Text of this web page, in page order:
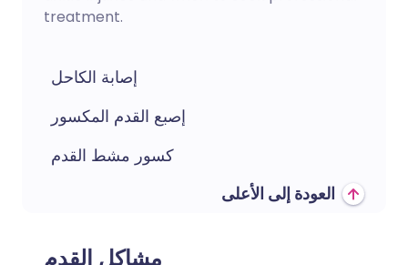
treatment.
إصابة الكاحل
إصبع القدم المكسور
كسور مشط القدم
العودة إلى الأعلى
مشاكل القدم